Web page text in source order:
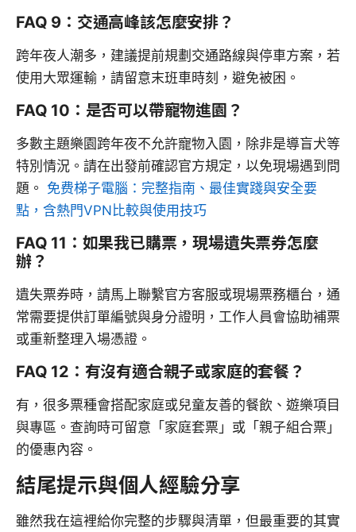
FAQ 9：交通高峰該怎麼安排？
跨年夜人潮多，建議提前規劃交通路線與停車方案，若
使用大眾運輸，請留意末班車時刻，避免被困。
FAQ 10：是否可以帶寵物進園？
多數主題樂園跨年夜不允許寵物入園，除非是導盲犬等
特別情況。請在出發前確認官方規定，以免現場遇到問
題。 免费梯子電腦：完整指南、最佳實踐與安全要
點，含熱門VPN比較與使用技巧
FAQ 11：如果我已購票，現場遺失票券怎麼
辦？
遺失票券時，請馬上聯繫官方客服或現場票務櫃台，通
常需要提供訂單編號與身分證明，工作人員會協助補票
或重新整理入場憑證。
FAQ 12：有沒有適合親子或家庭的套餐？
有，很多票種會搭配家庭或兒童友善的餐飲、遊樂項目
與專區。查詢時可留意「家庭套票」或「親子組合票」
的優惠內容。
結尾提示與個人經驗分享
雖然我在這裡給你完整的步驟與清單，但最重要的其實